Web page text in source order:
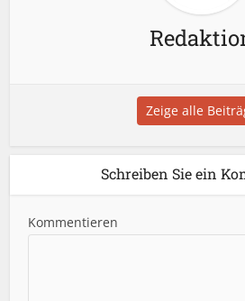
Zeige alle
Schreiben Sie ein
Kommentieren